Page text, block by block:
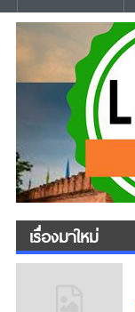
เรื่องมาใหม่